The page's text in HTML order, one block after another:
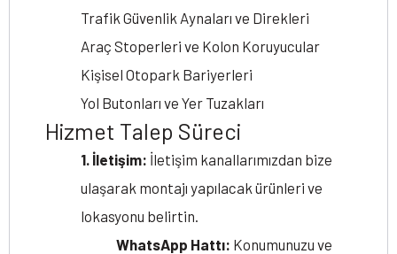
Trafik Güvenlik Aynaları ve Direkleri
Araç Stoperleri ve Kolon Koruyucular
Kişisel Otopark Bariyerleri
Yol Butonları ve Yer Tuzakları
Hizmet Talep Süreci
1. İletişim: İletişim kanallarımızdan bize
ulaşarak montajı yapılacak ürünleri ve
lokasyonu belirtin.
WhatsApp Hattı: Konumunuzu ve